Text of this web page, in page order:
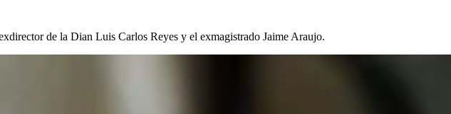
de la Dian Luis Carlos Reyes y el exmagistrado Jaime Araujo.